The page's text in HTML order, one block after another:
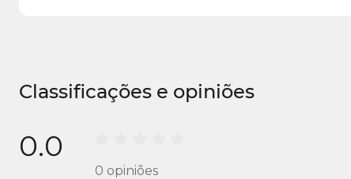
Classificações e opiniões
0.0
0 opiniões